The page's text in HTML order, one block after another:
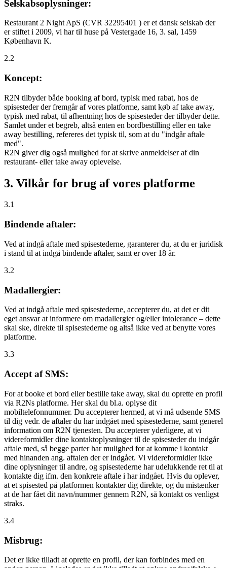
Selskabsoplysninger:
Restaurant 2 Night ApS (CVR 32295401 ) er et dansk selskab der
er stiftet i 2009, vi har til huse på Vestergade 16, 3. sal, 1459
København K.
2.2
Koncept:
R2N tilbyder både booking af bord, typisk med rabat, hos de
spisesteder der fremgår af vores platforme, samt køb af take away,
typisk med rabat, til afhentning hos de spisesteder der tilbyder dette.
Samlet under et begreb, altså enten en bordbestilling eller en take
away bestilling, refereres det typisk til, som at du "indgår aftale
med".
R2N giver dig også mulighed for at skrive anmeldelser af din
restaurant- eller take away oplevelse.
3. Vilkår for brug af vores platforme
3.1
Bindende aftaler:
Ved at indgå aftale med spisestederne, garanterer du, at du er juridisk
i stand til at indgå bindende aftaler, samt er over 18 år.
3.2
Madallergier:
Ved at indgå aftale med spisestederne, accepterer du, at det er dit
eget ansvar at informere om madallergier og/eller intolerance – dette
skal ske, direkte til spisestederne og altså ikke ved at benytte vores
platforme.
3.3
Accept af SMS:
For at booke et bord eller bestille take away, skal du oprette en profil
via R2Ns platforme. Her skal du bl.a. oplyse dit
mobiltelefonnummer. Du accepterer hermed, at vi må udsende SMS
til dig vedr. de aftaler du har indgået med spisestederne, samt generel
information om R2N tjenesten. Du accepterer yderligere, at vi
videreformidler dine kontaktoplysninger til de spisesteder du indgår
aftale med, så begge parter har mulighed for at komme i kontakt
med hinanden ang. aftalen der er indgået. Vi videreformidler ikke
dine oplysninger til andre, og spisestederne har udelukkende ret til at
kontakte dig ifm. den konkrete aftale i har indgået. Hvis du oplever,
at et spisested på platformen kontakter dig direkte, og du mistænker
at de har fået dit navn/nummer gennem R2N, så kontakt os venligst
straks.
3.4
Misbrug:
Det er ikke tilladt at oprette en profil, der kan forbindes med en